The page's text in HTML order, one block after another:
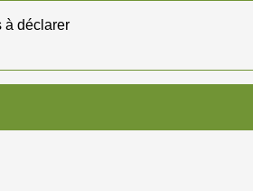
à déclarer